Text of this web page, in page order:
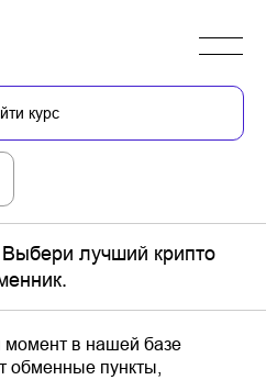
курс
лучший крипто
в нашей базе
обменные пункты,